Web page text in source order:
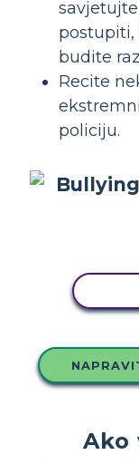
postupiti,
budite
Recite
policiju.
Ako